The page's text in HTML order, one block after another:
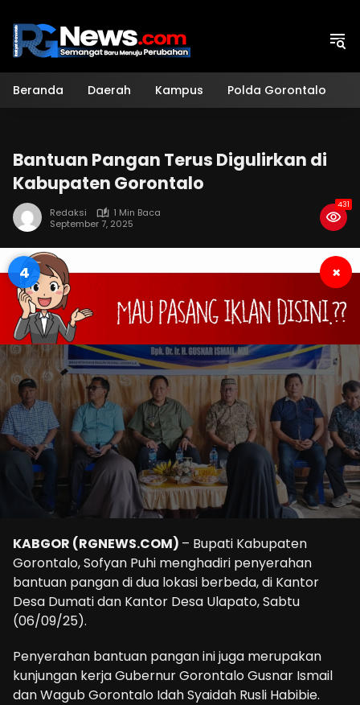
konten
Beranda Daerah Kampus Polda Gorontalo
Bantuan Pangan Terus Digulirkan di
Kabupaten Gorontalo
Redaksi
1 Min Baca
September 7, 2025
431
3 ×
KABGOR (RGNEWS.COM) – Bupati Kabupaten
Gorontalo, Sofyan Puhi menghadiri penyerahan
bantuan pangan di dua lokasi berbeda, di Kantor
Desa Dumati dan Kantor Desa Ulapato, Sabtu
(06/09/25).
Penyerahan bantuan pangan ini juga merupakan
kunjungan kerja Gubernur Gorontalo Gusnar Ismail
dan Wagub Gorontalo Idah Syaidah Rusli Habibie.